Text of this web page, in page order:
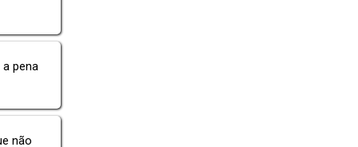
pena
não